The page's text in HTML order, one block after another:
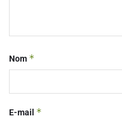
Nom *
E-mail *